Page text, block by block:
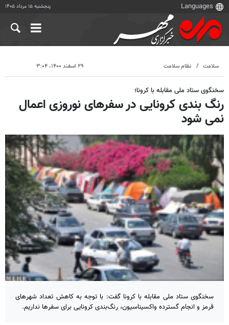
پنجشنبه ۱۵ مرداد ۱۴۰۵
سلامت نظام سلامت ۲۹ اسفند ۱۴۰۰، ۳:۰۴
سخنگوی ستاد ملی مقابله با کرونا؛
رنگ بندی کرونایی در سفرهای نوروزی اعمال
نمی شود
سخنگوی ستاد ملی مقابله با کرونا گفت: با توجه به کاهش تعداد شهرهای
قرمز و انجام گسترده واکسیناسیون، رنگ‌بندی کرونایی برای سفرها نداریم.